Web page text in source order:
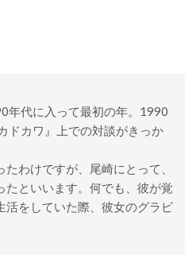
年代に入って最初の年。1990
ドカワ』上での対談がきっか
わけですが、尾崎にとって、
たといいます。何でも、彼が覚
活をしていた際、彼女のグラビ